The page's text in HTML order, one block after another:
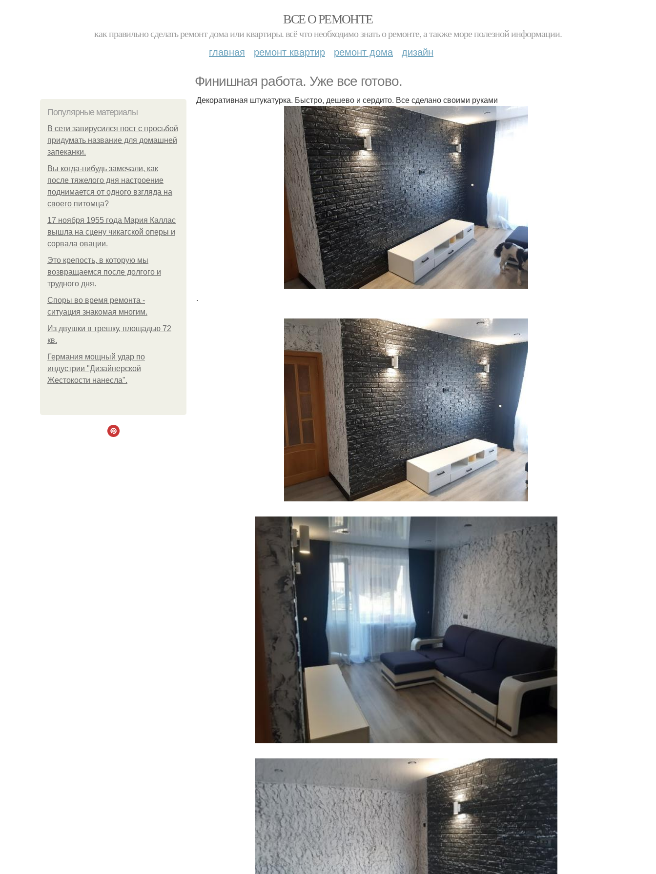
ВСЕ О РЕМОНТЕ
как правильно сделать ремонт дома или квартиры. всё что необходимо знать о ремонте, а также море полезной информации.
главная ремонт квартир ремонт дома дизайн
Финишная работа. Уже все готово.
Популярные материалы
В сети завирусился пост с просьбой
придумать название для домашней
запеканки.
Вы когда-нибудь замечали, как
после тяжелого дня настроение
поднимается от одного взгляда на
своего питомца?
17 ноября 1955 года Мария Каллас
вышла на сцену чикагской оперы и
сорвала овации.
Это крепость, в которую мы
возвращаемся после долгого и
трудного дня.
Споры во время ремонта -
ситуация знакомая многим.
Из двушки в трешку, площадью 72
кв.
Германия мощный удар по
индустрии "Дизайнерской
Жестокости нанесла".
Декоративная штукатурка. Быстро, дешево и сердито. Все сделано своими руками
.